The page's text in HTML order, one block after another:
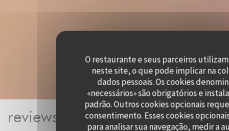
O restaurante e seus parceiros
neste site, o que pode implicar na
dados pessoais. Os cookies
«necessários» são obrigatórios e
padrão. Outros cookies opcionais
consentimento. Esses cookies
para analisar sua navegação, medir a